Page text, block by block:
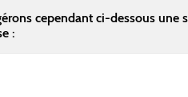
cependant ci-dessous une
: